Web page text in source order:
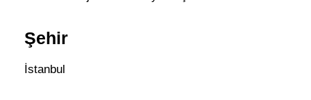
Şehir
İstanbul